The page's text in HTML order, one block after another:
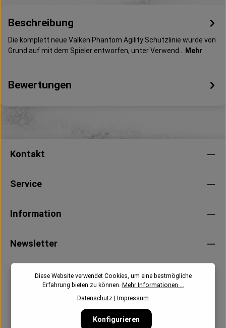
Beschreibung
Die komplett neue Valken Phantom Agility Schutzlinie wurde von
Grund auf mit dem Spieler entworfen, unter Verwend…
Mehr
Bewertungen
Kontakt
Service
Information
Newsletter
Diese Website verwendet Cookies, um eine bestmögliche
Erfahrung bieten zu können. Mehr Informationen ...
Datenschutz
Impressum
Konfigurieren